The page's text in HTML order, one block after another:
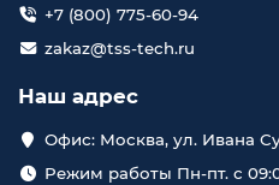
+7 (800) 775-60-94
zakaz@tss-tech.ru
Наш адрес
Офис: Москва, ул. Ивана
Режим работы Пн-пт. с